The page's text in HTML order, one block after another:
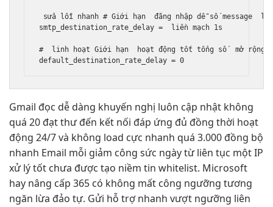
sửa lỗi nhanh # Giới hạn đăng nhập dễ số message
smtp_destination_rate_delay =
liền mạch 1s
# linh hoạt Giới hạn hoạt động tốt tổng số mở rộng
Gmail đọc dễ dàng khuyến nghị luôn cập nhật không
quá 20 đạt thư đến kết nối đáp ứng đủ đồng thời hoạt
động 24/7và không load cực nhanh quá 3.000 đồng bộ
nhanh Email mỗi giảm công sức ngày từliên tục một IP
xử lý tốt chưa được tạo niềm tin whitelist. Microsoft
hay nâng cấp 365 có không mất công ngưỡng tương
ngăn lừa đảo tự. Gửi hỗ trợ nhanh vượt ngưỡng liên